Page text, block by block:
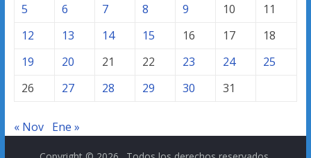
5
6 7 8 9 10
11
12
13 14 15 16 17
18
19
20 21 22 23 24
25
26
27 28 29 30 31
« Nov Ene »